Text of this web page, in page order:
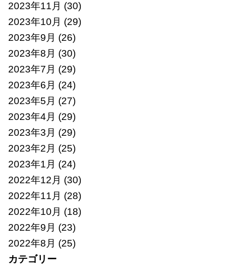
2023年11月 (30)
2023年10月 (29)
2023年9月 (26)
2023年8月 (30)
2023年7月 (29)
2023年6月 (24)
2023年5月 (27)
2023年4月 (29)
2023年3月 (29)
2023年2月 (25)
2023年1月 (24)
2022年12月 (30)
2022年11月 (28)
2022年10月 (18)
2022年9月 (23)
2022年8月 (25)
カテゴリー